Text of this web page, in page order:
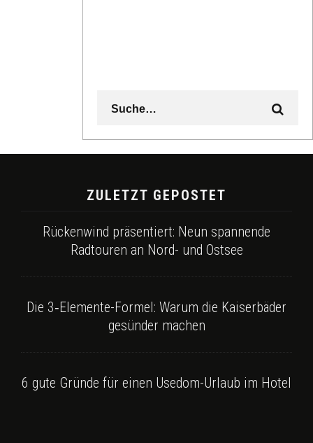
ZULETZT GEPOSTET
Rückenwind präsentiert: Neun spannende
Radtouren an Nord- und Ostsee
Die 3‑Elemente-Formel: Warum die Kaiserbäder
gesünder machen
6 gute Gründe für einen Usedom-Urlaub im Hotel